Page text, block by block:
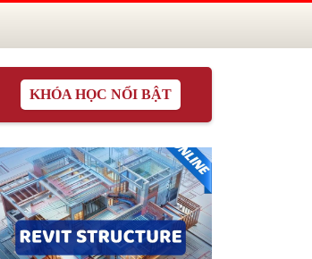
KHÓA HỌC NỔI BẬT